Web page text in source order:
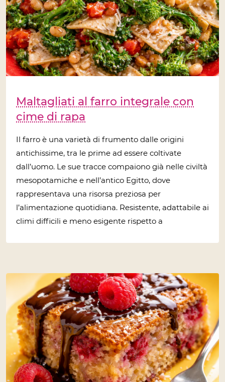
Maltagliati al farro integrale con
cime di rapa
Il farro è una varietà di frumento dalle origini
antichissime, tra le prime ad essere coltivate
dall’uomo. Le sue tracce compaiono già nelle civiltà
mesopotamiche e nell’antico Egitto, dove
rappresentava una risorsa preziosa per
l’alimentazione quotidiana. Resistente, adattabile ai
climi difficili e meno esigente rispetto a